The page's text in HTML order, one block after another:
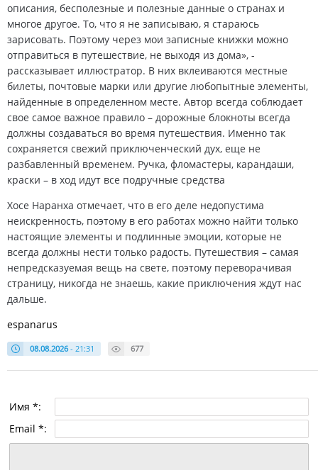
описания, бесполезные и полезные данные о странах и
многое другое. То, что я не записываю, я стараюсь
зарисовать. Поэтому через мои записные книжки можно
отправиться в путешествие, не выходя из дома», -
рассказывает иллюстратор. В них вклеиваются местные
билеты, почтовые марки или другие любопытные элементы,
найденные в определенном месте. Автор всегда соблюдает
свое самое важное правило – дорожные блокноты всегда
должны создаваться во время путешествия. Именно так
сохраняется свежий приключенческий дух, еще не
разбавленный временем. Ручка, фломастеры, карандаши,
краски – в ход идут все подручные средства
Хосе Наранха отмечает, что в его деле недопустима
неискренность, поэтому в его работах можно найти только
настоящие элементы и подлинные эмоции, которые не
всегда должны нести только радость. Путешествия – самая
непредсказуемая вещь на свете, поэтому переворачивая
страницу, никогда не знаешь, какие приключения ждут нас
дальше.
espanarus
08.08.2026- 21:31 677
Имя *:
Email *: